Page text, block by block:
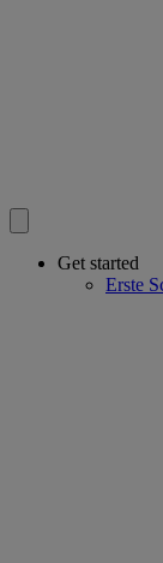
Get started
Erste